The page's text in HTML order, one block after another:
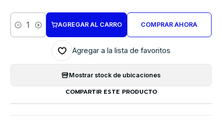
Cantidad
AGREGAR AL CARRO COMPRAR AHORA
Agregar a la lista de favoritos
Mostrar stock de ubicaciones
COMPARTIR ESTE PRODUCTO